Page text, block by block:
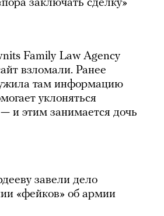
заключать сделку»
Family Law Agency
взломали. Ранее
там информацию
уклоняться
и этим занимается дочь
завели дело
«фейков» об армии